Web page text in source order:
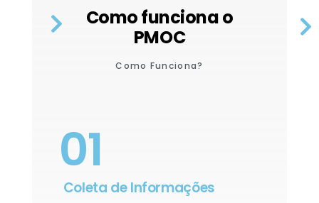
Como funciona o
PMOC
Como Funciona?
01
Coleta de Informações